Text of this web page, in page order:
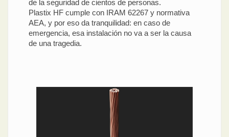
de la seguridad de cientos de personas.
Plastix HF cumple con IRAM 62267 y normativa
AEA, y por eso da tranquilidad: en caso de
emergencia, esa instalación no va a ser la causa
de una tragedia.